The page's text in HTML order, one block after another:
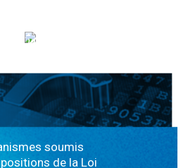
الهياكل الخاضعة لقانون
soumis
de la Loi